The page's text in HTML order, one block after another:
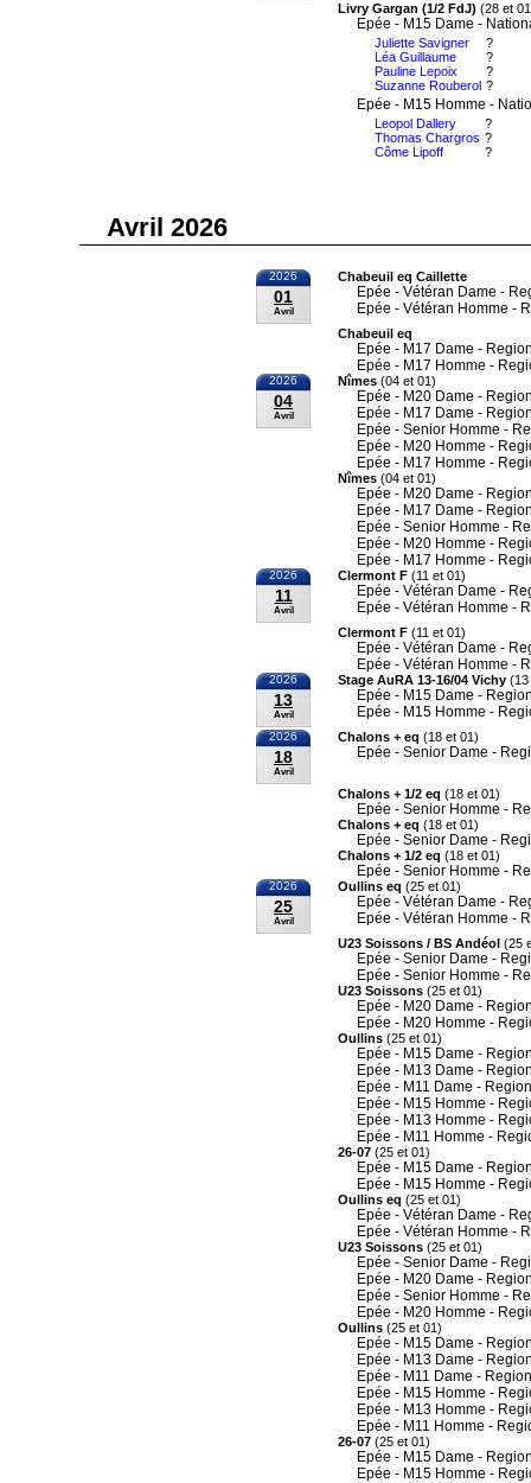
Livry Gargan (1/2 FdJ) (28 et
Epée - M15 Dame -
Juliette Savigner
Léa Guillaume
Pauline Lepoix
Suzanne Rouberol
?
?
?
?
Epée - M15 Homme -
Leopol Dallery
Thomas Chargros
Côme Lipoff
?
?
?
Avril 2026
2026
01
Avril
Chabeuil eq Caillette
Epée - Vétéran Dame -
Epée - Vétéran Homme -
Chabeuil eq
Epée - M17 Dame -
Epée - M17 Homme -
2026
04
Avril
Nîmes (04 et 01)
Epée - M20 Dame -
Epée - M17 Dame -
Epée - Senior Homme -
Epée - M20 Homme -
Epée - M17 Homme -
Nîmes (04 et 01)
Epée - M20 Dame -
Epée - M17 Dame -
Epée - Senior Homme -
Epée - M20 Homme -
Epée - M17 Homme -
2026
11
Avril
Clermont F (11 et 01)
Epée - Vétéran Dame -
Epée - Vétéran Homme -
Clermont F (11 et 01)
Epée - Vétéran Dame -
Epée - Vétéran Homme -
2026
13
Avril
Stage AuRA 13-16/04 Vichy (13
Epée - M15 Dame -
Epée - M15 Homme -
2026
18
Avril
Chalons + eq (18 et 01)
Epée - Senior Dame -
Chalons + 1/2 eq (18 et 01)
Epée - Senior Homme -
Chalons + eq (18 et 01)
Epée - Senior Dame -
Chalons + 1/2 eq (18 et 01)
Epée - Senior Homme -
2026
25
Avril
Oullins eq (25 et 01)
Epée - Vétéran Dame -
Epée - Vétéran Homme -
U23 Soissons / BS Andéol (25
Epée - Senior Dame -
Epée - Senior Homme -
U23 Soissons (25 et 01)
Epée - M20 Dame -
Epée - M20 Homme -
Oullins (25 et 01)
Epée - M15 Dame -
Epée - M13 Dame -
Epée - M11 Dame -
Epée - M15 Homme -
Epée - M13 Homme -
Epée - M11 Homme -
26-07 (25 et 01)
Epée - M15 Dame -
Epée - M15 Homme -
Oullins eq (25 et 01)
Epée - Vétéran Dame -
Epée - Vétéran Homme -
U23 Soissons (25 et 01)
Epée - Senior Dame -
Epée - M20 Dame -
Epée - Senior Homme -
Epée - M20 Homme -
Oullins (25 et 01)
Epée - M15 Dame -
Epée - M13 Dame -
Epée - M11 Dame -
Epée - M15 Homme -
Epée - M13 Homme -
Epée - M11 Homme -
26-07 (25 et 01)
Epée - M15 Dame -
Epée - M15 Homme -